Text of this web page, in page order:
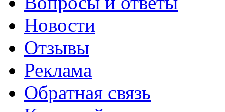
Новости
Отзывы
Реклама
Обратная связь